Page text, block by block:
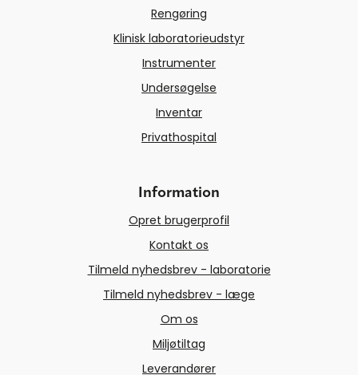
Rengøring
Klinisk laboratorieudstyr
Instrumenter
Undersøgelse
Inventar
Privathospital
Information
Opret brugerprofil
Kontakt os
Tilmeld nyhedsbrev - laboratorie
Tilmeld nyhedsbrev - læge
Om os
Miljøtiltag
Leverandører